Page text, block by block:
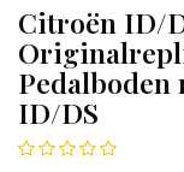
Citroën ID/
ID/DS